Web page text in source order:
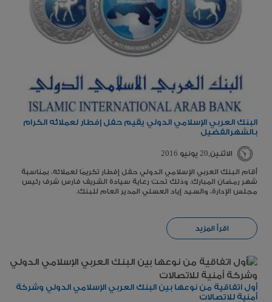
البنك العربي الإسلامي الدولي يقيم حفل إفطار لعملائه الكرام
بالشهرالفضيل
الاثنين,20 يونيو 2016
أقام البنك العربي الإسلامي الدولي حفل إفطار تكريمًا لعملائه، بمناسبة
شهر رمضان المبارك. وذلك تحت رعاية سيادة الشريف فارس شرف رئيس
مجلس الإدارة، والسيد إياد العسلي المدير العام للبنك.
اقرأ المزيد
أول اتفاقية من نوعها بين البنك العربي الإسلامي الدولي وشركة
أمنية للاتصالات